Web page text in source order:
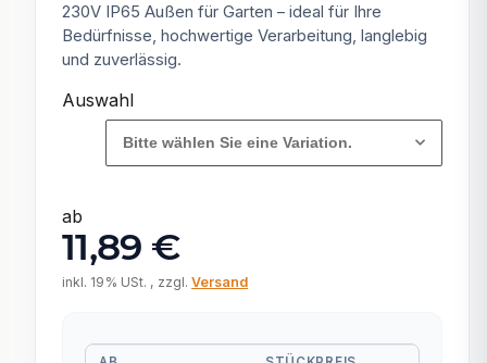
230V IP65 Außen für Garten – ideal für Ihre
Bedürfnisse, hochwertige Verarbeitung, langlebig
und zuverlässig.
Auswahl
Bitte wählen Sie eine Variation.
ab
11,89 €
inkl. 19% USt. , zzgl. Versand